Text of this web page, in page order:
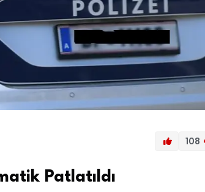
108
Patlatıldı